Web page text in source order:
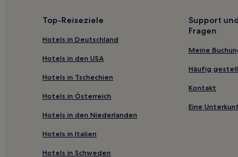
Hotels mit inbegriffenem Frühstück in Innere
Hotels nahe Glencoe Mountain Resort
Hotels nahe Talisker Destillerie
Top-Reiseziele
Hotels in Deutschland
Hotels in den USA
Hotels in Tschechien
Hotels in Österreich
Hotels in den Niederlanden
Hotels in Italien
Hotels in Schweden
Support
Fragen
Meine
Häufig
Kontakt
Eine